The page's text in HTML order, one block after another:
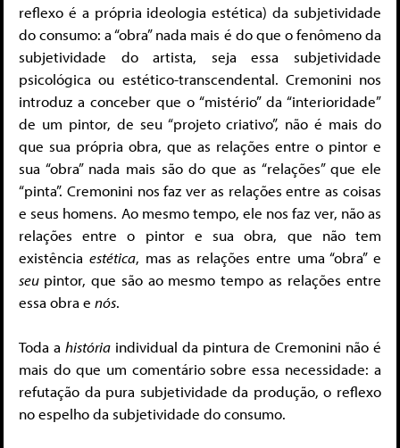
reflexo é a própria ideologia estética) da subjetividade
do consumo: a “obra” nada mais é do que o fenômeno da
subjetividade do artista, seja essa subjetividade
psicológica ou estético-transcendental. Cremonini nos
introduz a conceber que o “mistério” da “interioridade”
de um pintor, de seu “projeto criativo”, não é mais do
que sua própria obra, que as relações entre o pintor e
sua “obra” nada mais são do que as “relações” que ele
“pinta”. Cremonini nos faz ver as relações entre as coisas
e seus homens. Ao mesmo tempo, ele nos faz ver, não as
relações entre o pintor e sua obra, que não tem
existência estética, mas as relações entre uma “obra” e
seu pintor, que são ao mesmo tempo as relações entre
essa obra e nós.
Toda a história individual da pintura de Cremonini não é
mais do que um comentário sobre essa necessidade: a
refutação da pura subjetividade da produção, o reflexo
no espelho da subjetividade do consumo.